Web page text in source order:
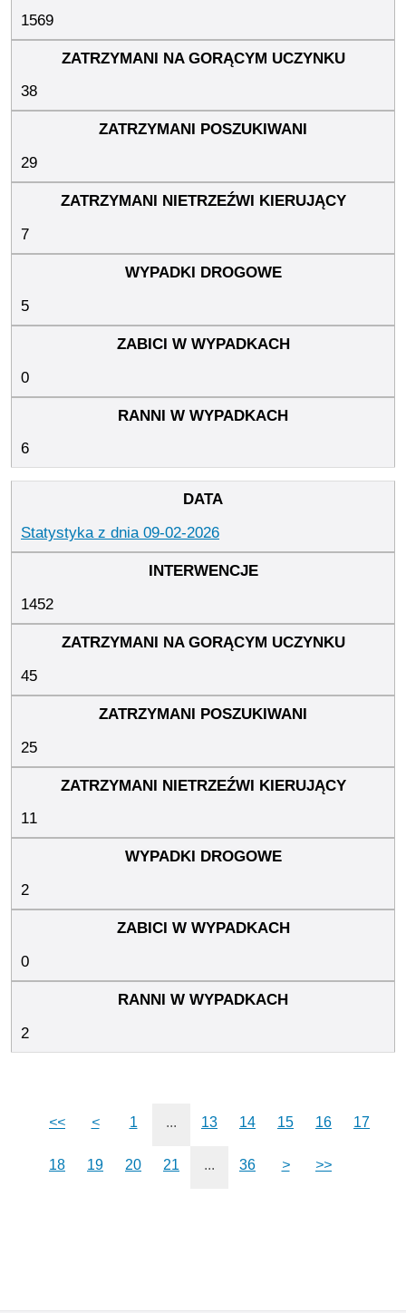
1569
38
29
7
5
0
6
Statystyka z dnia 09-02-2026
1452
45
25
11
2
0
2
<< < 1 ... 13 14 15 16 17
18 19 20 21 ... 36 > >>